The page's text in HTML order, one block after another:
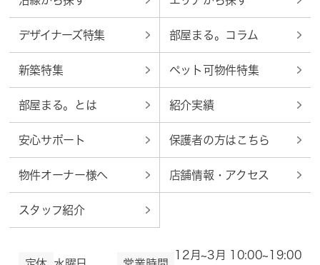
デザイナーズ特集 部屋まる。コラム
新築特集 ペット可物件特集
部屋まる。とは 紹介実績
安心サポート 保護者の方はこちら
物件オーナー様へ 店舗情報・アクセス
スタッフ紹介
12月~3月 10:00~19:00